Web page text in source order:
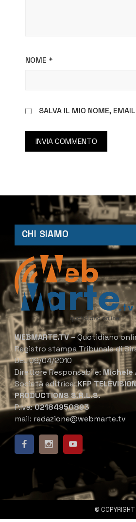
NOME *
SALVA IL MIO NOME,
CHI SIAMO
WEBMARTE.TV– Quotidiano
Registro stampa Tribunale di
DEL 09/04/2010
Direttore Responsabile:Michele
Società editrice:KFP
PRODUCTIONS S.R.L.S.
P.Iva:02184950893
mail: redazione@webmarte.tv
©